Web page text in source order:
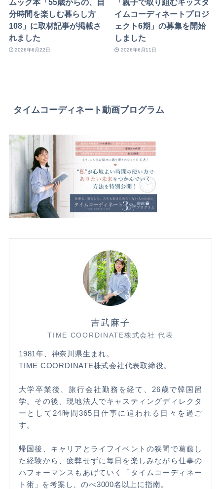
ムック本「55歳からの、自
分時間を楽しむ暮らし方
108」に取材記事が掲載さ
れました
2026年6月22日
「親子で取り組むキッズタ
イムコーディネートプロジ
ェクト6期」の募集を開始
しました
2026年6月11日
タイムコーディネート動画プログラム
吉武麻子
TIME COORDINATE株式会社 代表
1981年、神奈川県生まれ。
TIME COORDINATE株式会社代表取締役。
大学卒業後、旅行会社勤務を経て、26歳で韓国留
学。その後、現地法人でキャスティングディレクタ
ーとして24時間365日仕事に追われる日々を過ご
す。
帰国後、キャリアとライフイベントの狭間で葛藤し
た経験から、疲弊せずに毎日を楽しみながら仕事の
パフォーマンスもあげていく「タイムコーディネー
ト術」を考案し、のべ3000名以上に指南。